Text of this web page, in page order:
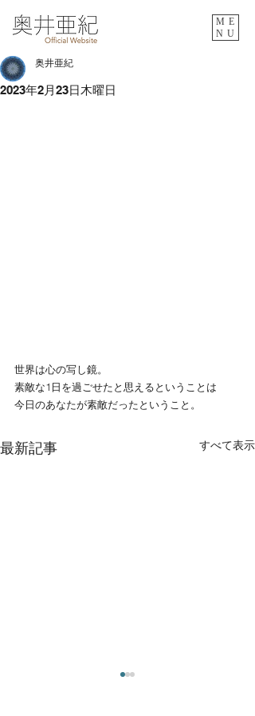
ME
NU
2023年2月23日木曜日
奥井亜紀
世界は心の写し鏡。
素敵な1日を過ごせたと思えるということは
今日のあなたが素敵だったということ。
最新記事 すべて表示